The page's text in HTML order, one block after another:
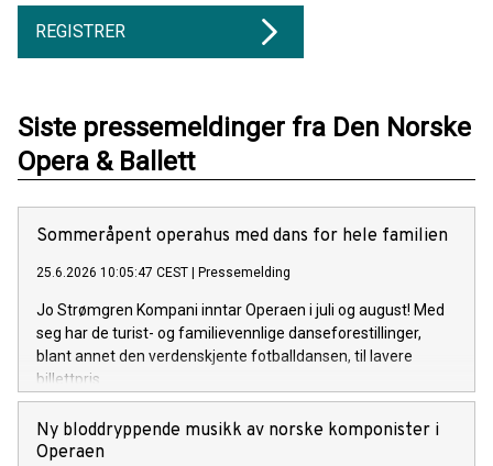
REGISTRER
Siste pressemeldinger fra Den Norske
Opera & Ballett
Sommeråpent operahus med dans for hele familien
25.6.2026 10:05:47 CEST Pressemelding
Jo Strømgren Kompani inntar Operaen i juli og august! Med
seg har de turist- og familievennlige danseforestillinger,
blant annet den verdenskjente fotballdansen, til lavere
billettpris.
Ny bloddryppende musikk av norske komponister i
Operaen